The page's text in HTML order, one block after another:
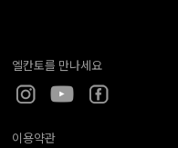
엘칸토를 만나세요
이용약관